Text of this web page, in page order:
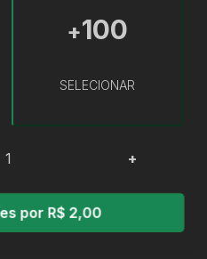
+100
SELECIONAR
+
por R$ 2,00